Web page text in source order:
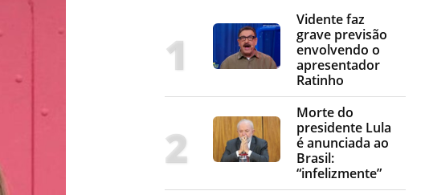
Vidente faz
grave previsão
envolvendo o
apresentador
Ratinho
Morte do
presidente Lula
é anunciada ao
Brasil:
“infelizmente”